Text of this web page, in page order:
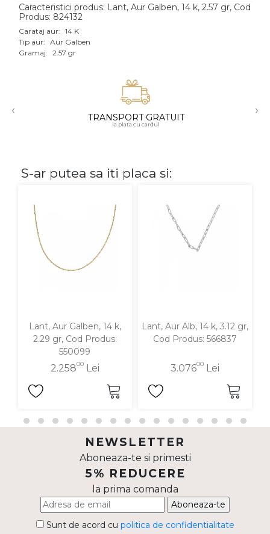
Aur roz
Aur mixt
18K
Cu pietre
Diamante
Caracteristici produs: Lant, Aur Galben, 14 k, 2.57 gr, Cod
Produs: 824132
Carataj aur: 14 K
Tip aur: Aur Galben
Gramaj: 2.57 gr
‹ TRANSPORT GRATUIT
la plata cu cardul
›
S-ar putea sa iti placa si:
Lant, Aur Galben, 14 k,
2.29 gr, Cod Produs:
550099
2.25800Lei
Lant, Aur Alb, 14 k, 3.12 gr,
Cod Produs: 566837
3.07600Lei
NEWSLETTER
Aboneaza-te si primesti
5% REDUCERE
la prima comanda
Aboneaza-te
Sunt de acord cu politica de confidentialitate